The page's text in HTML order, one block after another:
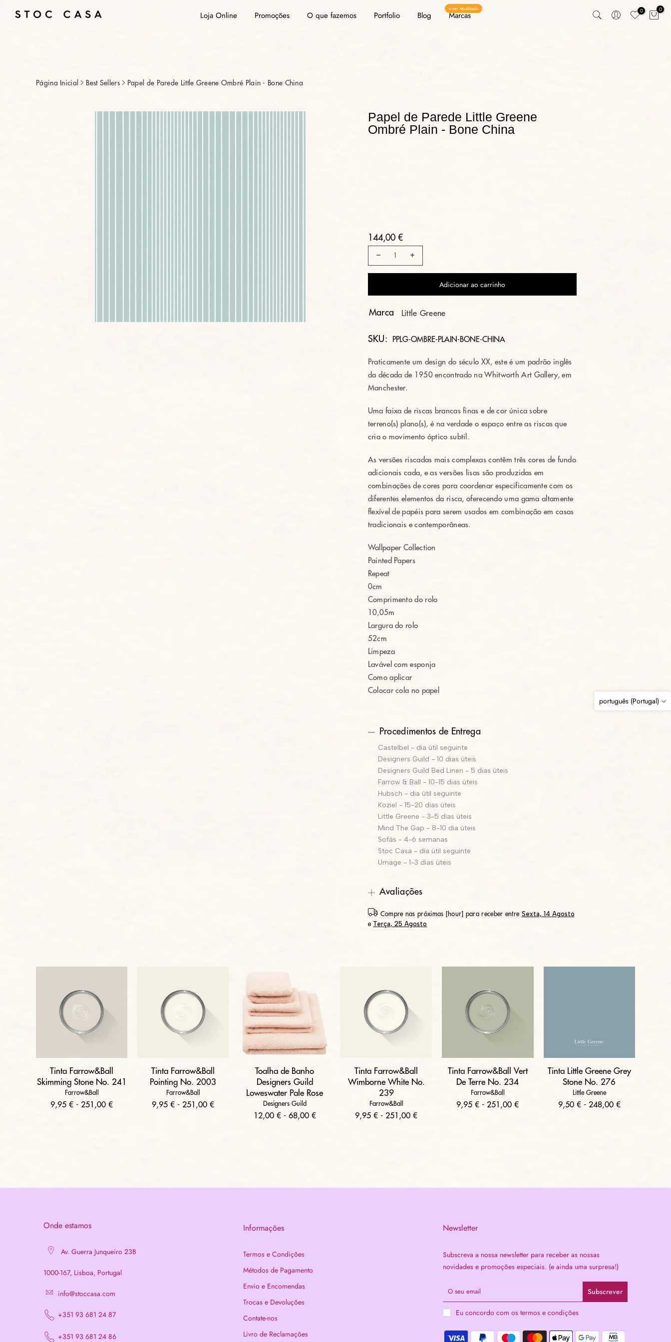
Saltar
Loja Online Promoções O que fazemos Portfolio Blog Marcas
a ser atualizado 0 0
Página Inicial Best Sellers Papel de Parede Little Greene Ombré Plain - Bone China
Papel de Parede Little Greene
Ombré Plain - Bone China
144,00 €
Adicionar ao carrinho
Marca Little Greene
SKU: PPLG-OMBRE-PLAIN-BONE-CHINA
Praticamente um design do século XX, este é um padrão inglês
da década de 1950 encontrado na Whitworth Art Gallery, em
Manchester.
Uma faixa de riscas brancas finas e de cor única sobre
terreno(s) plano(s), é na verdade o espaço entre as riscas que
cria o movimento óptico subtil.
As versões riscadas mais complexas contêm três cores de fundo
adicionais cada, e as versões lisas são produzidas em
combinações de cores para coordenar especificamente com os
diferentes elementos da risca, oferecendo uma gama altamente
flexível de papéis para serem usados ​​em combinação em casas
tradicionais e contemporâneas.
Wallpaper Collection
Painted Papers
Repeat
0cm
Comprimento do rolo
10,05m
Largura do rolo
52cm
Limpeza
Lavável com esponja
Como aplicar
Colocar cola no papel
Procedimentos de Entrega
Castelbel - dia útil seguinte
Designers Guild - 10 dias úteis
Designers Guild Bed Linen - 5 dias úteis
Farrow & Ball - 10-15 dias úteis
Hubsch - dia útil seguinte
Koziel - 15-20 dias úteis
Little Greene - 3-5 dias úteis
Mind The Gap - 8-10 dia úteis
Sofás - 4-6 semanas
Stoc Casa - dia útil seguinte
Umage - 1-3 dias úteis
Avaliações
Compre nas próximas [hour] para receber entre Sexta, 14 Agosto
e Terça, 25 Agosto
Farrow&Ball
Tinta Farrow&Ball
Skimming Stone No. 241
9,95 € - 251,00 €
Farrow&Ball
Tinta Farrow&Ball
Pointing No. 2003
9,95 € - 251,00 € Designers Guild
Toalha de Banho
Designers Guild
Loweswater Pale Rose
12,00 € - 68,00 €
Farrow&Ball
Tinta Farrow&Ball
Wimborne White No.
239
9,95 € - 251,00 €
Farrow&Ball
Tinta Farrow&Ball Vert
De Terre No. 234
9,95 € - 251,00 €
Little Greene
Tinta Little Greene Grey
Stone No. 276
9,50 € - 248,00 €
Onde estamos
Av. Guerra Junqueiro 23B
1000-167, Lisboa, Portugal
info@stoccasa.com
+351 93 681 24 87
+351 93 681 24 86
Informações
Termos e Condições
Métodos de Pagamento
Envio e Encomendas
Trocas e Devoluções
Contate-nos
Livro de Reclamações
Newsletter
Subscreva a nossa newsletter para receber as nossas
novidades e promoções especiais. (e ainda uma surpresa!)
Subscrever
Eu concordo com os termos e condições
português (Portugal)